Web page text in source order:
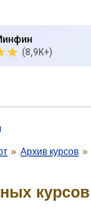
(8,9K+)
» Архив курсов »
курсов